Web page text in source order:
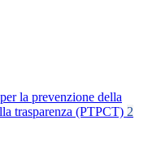
la prevenzione della
trasparenza (PTPCT) 2